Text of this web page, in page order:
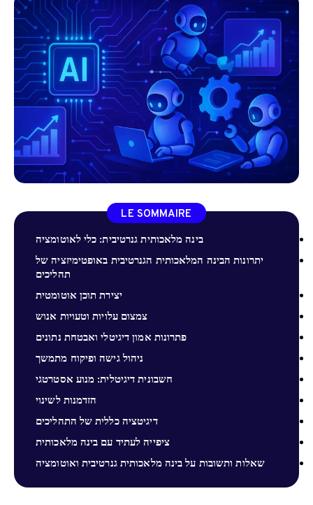
LE SOMMAIRE
בינה מלאכותית גנרטיבית: כלי לאוטומציה
יתרונות הבינה המלאכותית הגנרטיבית באופטימיזציה של
תהליכים
יצירת תוכן אוטומטית
צמצום עלויות וטעויות אנוש
פתרונות אמון דיגיטלי ואבטחת נתונים
ניהול גישה ופיקוח מתמשך
חשבונית דיגיטלית: מנוע אסטרטגי
הזדמנות לשינוי
דיגיטציה כללית של התהליכים
ציפייה לעתיד עם בינה מלאכותית
שאלות ותשובות על בינה מלאכותית גנרטיבית ואוטומציה